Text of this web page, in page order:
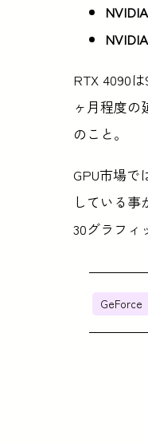
RTX 4090
ヶ月程度の
のこと。
GPU市場
している
30グラフィ
GeForce